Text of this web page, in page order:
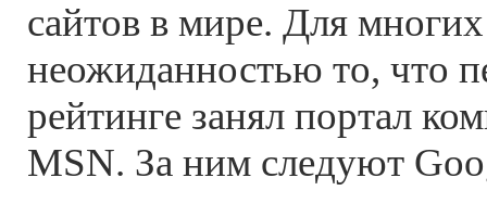
сайтов в мире. Для многих
неожиданностью то, что
рейтинге занял портал
MSN. За ним следуют